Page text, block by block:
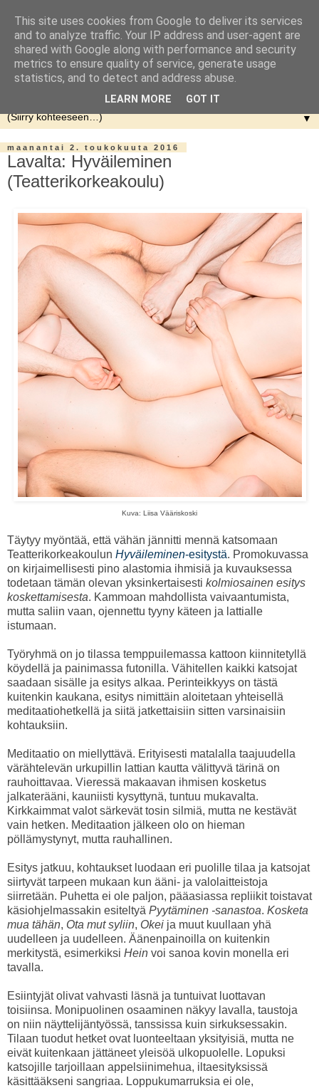
▼
maanantai 2. toukokuuta 2016
Lavalta: Hyväileminen
(Teatterikorkeakoulu)
Kuva: Liisa Vääriskoski
Täytyy myöntää, että vähän jännitti mennä katsomaan
Teatterikorkeakoulun Hyväileminen-esitystä. Promokuvassa
on kirjaimellisesti pino alastomia ihmisiä ja kuvauksessa
todetaan tämän olevan yksinkertaisesti kolmiosainen esitys
koskettamisesta. Kammoan mahdollista vaivaantumista,
mutta saliin vaan, ojennettu tyyny käteen ja lattialle
istumaan.
Työryhmä on jo tilassa temppuilemassa kattoon kiinnitetyllä
köydellä ja painimassa futonilla. Vähitellen kaikki katsojat
saadaan sisälle ja esitys alkaa. Perinteikkyys on tästä
kuitenkin kaukana, esitys nimittäin aloitetaan yhteisellä
meditaatiohetkellä ja siitä jatkettaisiin sitten varsinaisiin
kohtauksiin.
Meditaatio on miellyttävä. Erityisesti matalalla taajuudella
värähtelevän urkupillin lattian kautta välittyvä tärinä on
rauhoittavaa. Vieressä makaavan ihmisen kosketus
jalkaterääni, kauniisti kysyttynä, tuntuu mukavalta.
Kirkkaimmat valot särkevät tosin silmiä, mutta ne kestävät
vain hetken. Meditaation jälkeen olo on hieman
pöllämystynyt, mutta rauhallinen.
Esitys jatkuu, kohtaukset luodaan eri puolille tilaa ja katsojat
siirtyvät tarpeen mukaan kun ääni- ja valolaitteistoja
siirretään. Puhetta ei ole paljon, pääasiassa repliikit toistavat
käsiohjelmassakin esiteltyä Pyytäminen -sanastoa. Kosketa
mua tähän, Ota mut syliin, Okei ja muut kuullaan yhä
uudelleen ja uudelleen. Äänenpainoilla on kuitenkin
merkitystä, esimerkiksi Hein voi sanoa kovin monella eri
tavalla.
Esiintyjät olivat vahvasti läsnä ja tuntuivat luottavan
toisiinsa. Monipuolinen osaaminen näkyy lavalla, taustoja
on niin näyttelijäntyössä, tanssissa kuin sirkuksessakin.
Tilaan tuodut hetket ovat luonteeltaan yksityisiä, mutta ne
eivät kuitenkaan jättäneet yleisöä ulkopuolelle. Lopuksi
katsojille tarjoillaan appelsiinimehua, iltaesityksissä
käsittääkseni sangriaa. Loppukumarruksia ei ole,
This site uses cookies from Google to deliver its services
and to analyze traffic. Your IP address and user-agent are
shared with Google along with performance and security
metrics to ensure quality of service, generate usage
statistics, and to detect and address abuse.
LEARN MORE GOT IT